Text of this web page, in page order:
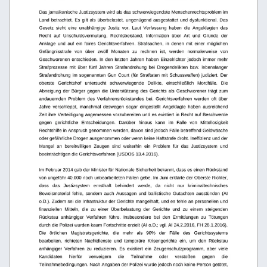
Das jamaikanische Justizsystem wird als das schwerwiegendste Menschenrechtsproblem im
Land betrachtet. Es gilt als überbelastet, ungenügend ausgestattet und dysfunktional. Das
Gesetz   sieht   eine   unabhängige   Justiz   vor.   Laut   Verfassung   haben   die   Angeklagten   das
Recht   auf   Unschuldsvermutung,   Rechtsbeistand,   Information   über   Art   und   Gründe   der
Anklage   und   auf   ein   faires   Gerichtsverfahren.   Strafsachen,   in   denen   mit   einer   möglichen
Gefängnisstrafe   von   über   zwölf   Monaten   zu   rechnen   ist,   werden   normalerweise   von
Geschworenen entschieden. In den letzten Jahren haben Einzelrichter jedoch immer mehr
Strafprozesse   mit   über   fünf   Jahren   Strafandrohung   bei   Drogendelikten   bzw.   lebenslanger
Strafandrohung im sogenannten Gun Court (für Straftaten mit Schusswaffen) judiziert. Der
oberste   Gerichtshof   untersucht   schwerwiegende   Delikte,   einschließlich   Mordfälle.   Die
Abneigung der Bürger gegen die Unterstützung des Gerichts als Geschworener trägt zum
andauernden   Problem   des   Verfahrensrückstandes   bei.   Gerichtsverfahren   werden   oft   über
Jahre   verschleppt,   manchmal   deswegen   sogar   eingestellt   Angeklagte   haben   ausreichend
Zeit ihre Verteidigung angemessen vorzubereiten und es existiert in Recht auf Beschwerde
gegen   gerichtliche   Entscheidungen.   Darüber   hinaus   kann   im   Falle   von   Mittellosigkeit
Rechtshilfe in Anspruch genommen werden, davon sind jedoch Fälle betreffend Geldwäsche
oder gefährliche Drogen ausgenommen oder wenn keine Haftstrafe droht. Ineffizienz und der
Mangel   an   bereitwilligen   Zeugen   sind   weiterhin   ein   Problem   für   das   Justizsystem   und
beeinträchtigen die Gerichtsverfahren (USDOS 13.4.2016).
Im Februar 2014 gab der Minister für Nationale Sicherheit bekannt, dass es einen Rückstand
von ungefähr 40.000 noch unbearbeiteten Fällen gebe. Im Juni erklärte der Oberste Richter,
dass   das   Justizsystem   ernsthaft   behindert   werde,   da   nicht   nur   kriminaltechnisches
Beweismaterial   fehle,   sondern   auch   Aussagen   und   ballistische   Gutachten   ausstünden   (AI
o.D.). Zudem sei die Infrastruktur der Gerichte mangelhaft, und es fehle an personellen und
finanziellen   Mitteln,   die   zu   einer   Überbelastung   der   Gerichte   und   zu   einem   steigenden
Rückstau   anhängiger   Verfahren   führe.   Insbesondere   bei   den   Ermittlungen   zu   Tötungen
durch die Polizei wurden kaum Fortschritte erzielt (AI o.D.; vgl. AI 24.2.2016, FH 28.1.2016).
Die   örtlichen   Magistratsgerichte,   die   mehr   als   90%   der   Fälle   des   Gerichtssystems
bearbeiten,   richteten   Nachtdienste   und   temporäre   Krisengerichte   ein,   um   den   Rückstau
anhängiger Verfahren zu reduzieren. Es existiert ein Zeugenschutzprogramm, aber viele
Kandidaten
hierfür verweigern die Teilnahme oder verstoßen gegen
die
Teilnahmebedingungen. Nach Angaben der Polizei wurde jedoch noch keine Person getötet,